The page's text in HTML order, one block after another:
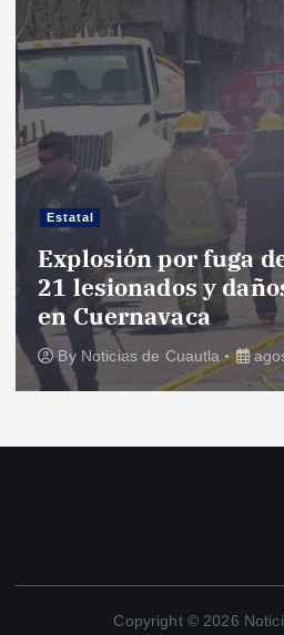
Estatal
Explosión por fuga
21 lesionados y
en Cuernavaca
By Noticias de Cuautla
Copyright © 2026